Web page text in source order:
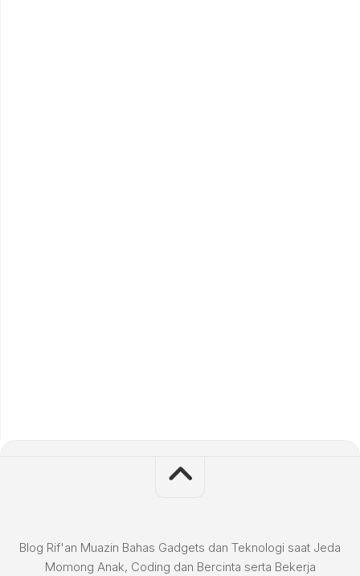
Blog Rif'an Muazin Bahas Gadgets dan Teknologi saat Jeda
Momong Anak, Coding dan Bercinta serta Bekerja